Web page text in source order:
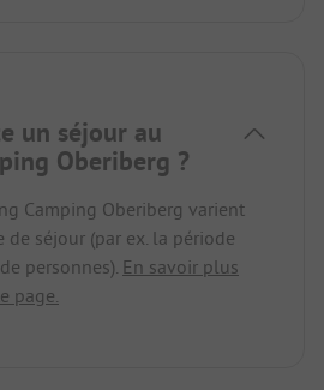
un séjour au
Oberiberg ?
Camping Oberiberg varient
séjour (par ex. la période
personnes). En savoir plus
page.